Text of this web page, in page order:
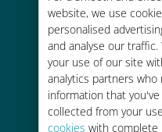
website, we use
personalised
and analyse our
your use of our site
analytics partners
information that
collected from your
cookies with complete
Kolay